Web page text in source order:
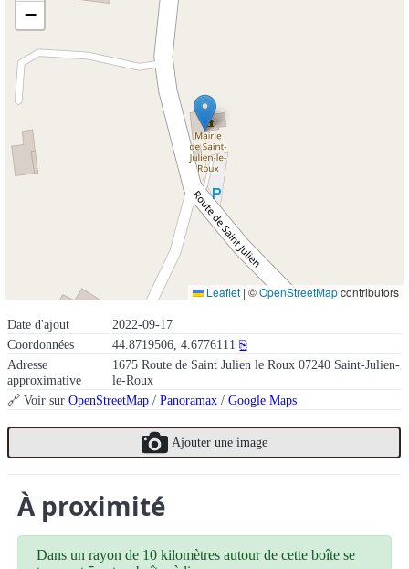
Date d'ajout
2022-09-17
Coordonnées
44.8719506, 4.6776111 ⎘
Adresse
approximative
1675 Route de Saint Julien le Roux 07240 Saint-Julien-
le-Roux
🔗 Voir surOpenStreetMap /Panoramax /Google Maps
Ajouter une image
−
Leaflet | ©OpenStreetMapcontributors
À proximité
Dans un rayon de 10 kilomètres autour de cette boîte se